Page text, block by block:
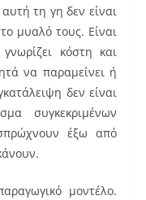
τη γη δεν είναι
μυαλό τους. Είναι
κόστη και
να παραμείνει ή
δεν είναι
συγκεκριμένων
έξω από
μοντέλο.